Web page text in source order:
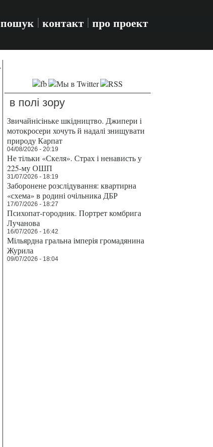
пошук контакт про проект
в полі зору
Звичайнісіньке шкідництво. Джипери і
мотокросери хочуть й надалі знищувати
природу Карпат
04/08/2026 - 20:19
Не тільки «Скеля». Страх і ненависть у
225-му ОШП
31/07/2026 - 18:19
Заборонене розслідування: квартирна
«схема» в родині очільника ДБР
17/07/2026 - 18:27
Психопат-городник. Портрет комбрига
Лучанова
16/07/2026 - 16:42
Мільярдна гральна імперія громадянина
Журила
09/07/2026 - 18:04